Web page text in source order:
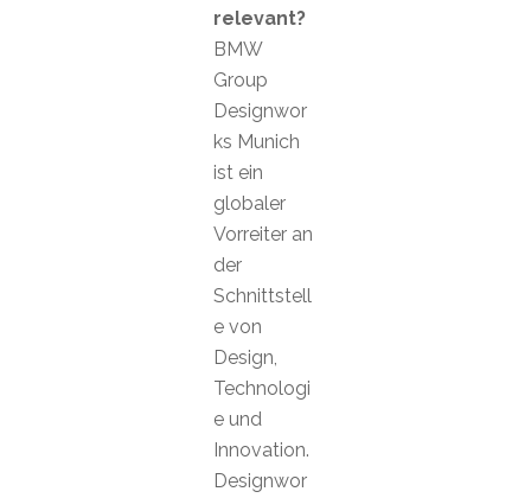
relevant?
BMW
Group
Designwor
ks Munich
ist ein
globaler
Vorreiter an
der
Schnittstell
e von
Design,
Technologi
e und
Innovation.
Designwor